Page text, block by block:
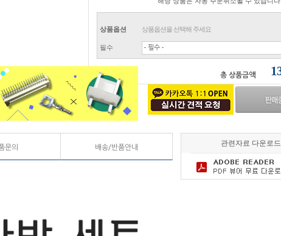
상품옵션 상품옵션을 선택해 주세요
필수 - 필수 -
총 상품금액
문의 배송/반품안내 관련자료 다운로드